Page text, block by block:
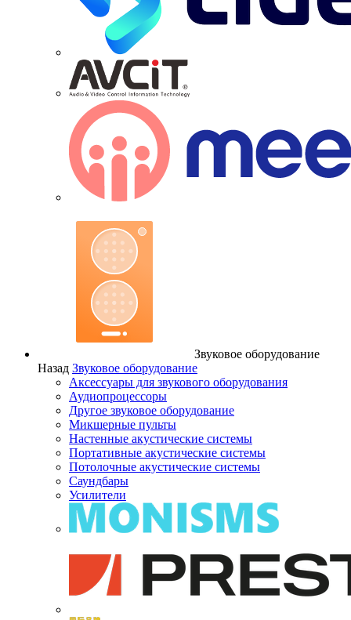
Звуковое оборудование
Назад Звуковое оборудование
Аксессуары для звукового оборудования
Аудиопроцессоры
Другое звуковое оборудование
Микшерные пульты
Настенные акустические системы
Портативные акустические системы
Потолочные акустические системы
Саундбары
Усилители